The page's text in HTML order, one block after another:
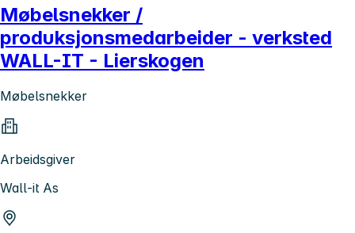
Møbelsnekker /
produksjonsmedarbeider - verksted
WALL-IT - Lierskogen
Møbelsnekker
Arbeidsgiver
Wall-it As